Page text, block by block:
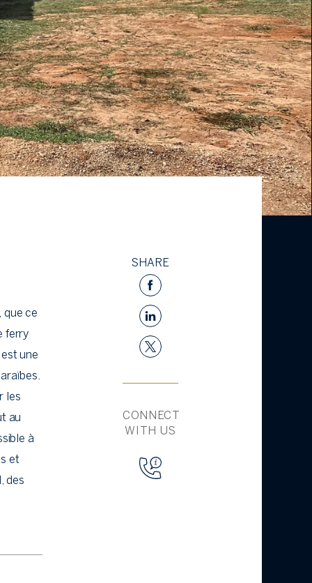
SHARE
CONNECT
WITH US
que ce
ferry
une
les
au
à
et
des